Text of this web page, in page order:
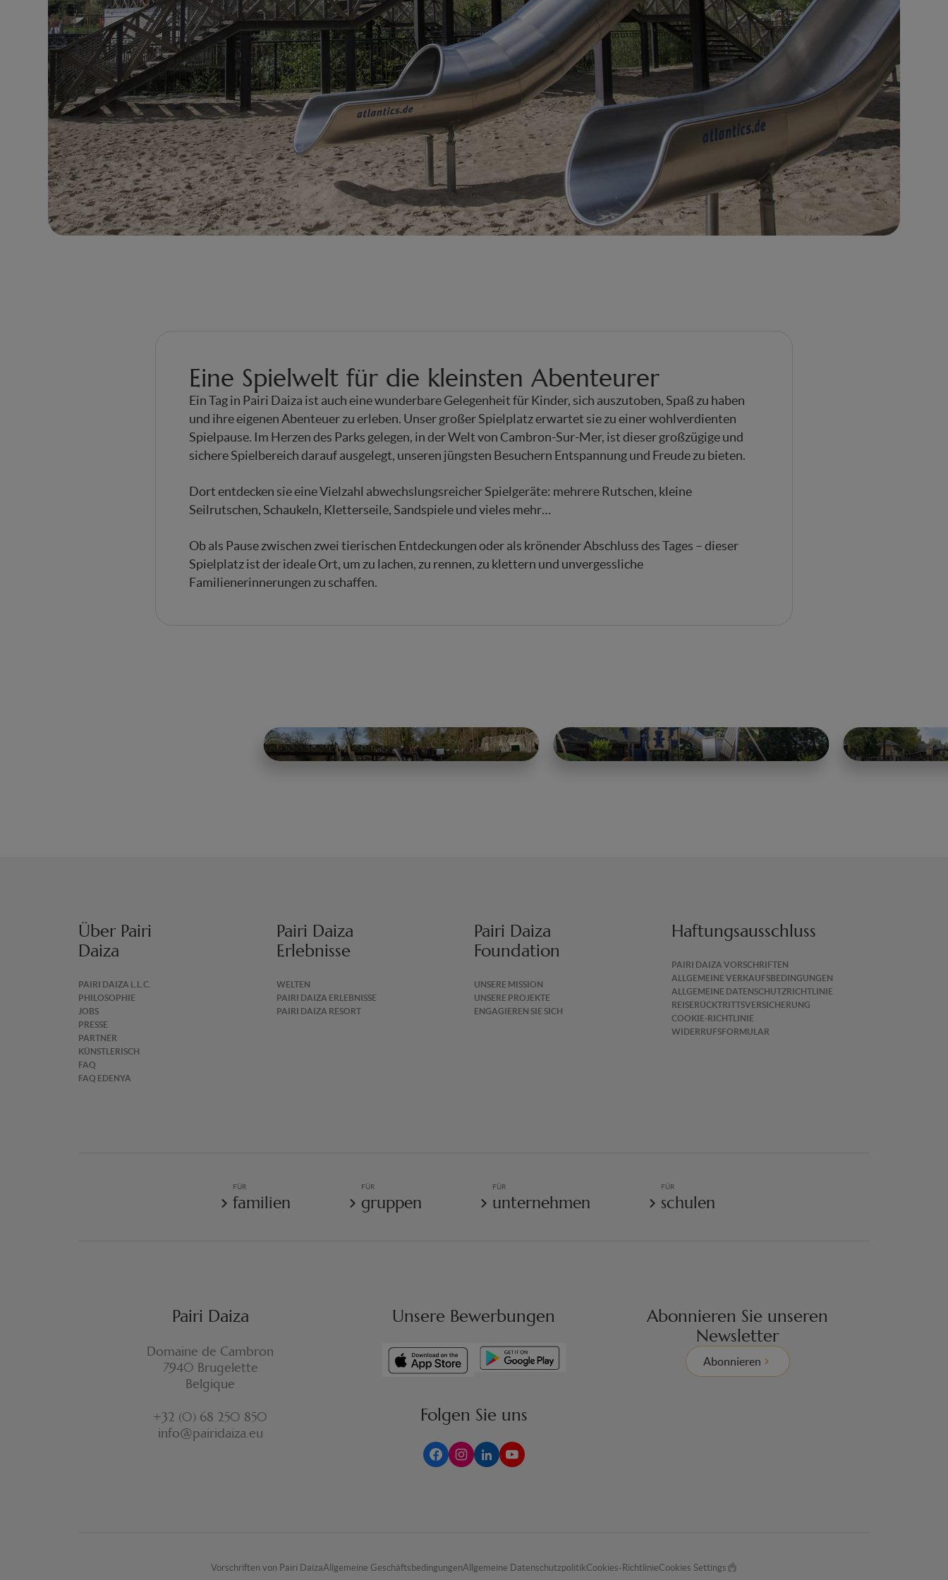
Eine Spielwelt für die kleinsten Abenteurer
Ein Tag in Pairi Daiza ist auch eine wunderbare Gelegenheit für Kinder, sich auszutoben, Spaß zu haben
und ihre eigenen Abenteuer zu erleben. Unser großer Spielplatz erwartet sie zu einer wohlverdienten
Spielpause. Im Herzen des Parks gelegen, in der Welt von Cambron-Sur-Mer, ist dieser großzügige und
sichere Spielbereich darauf ausgelegt, unseren jüngsten Besuchern Entspannung und Freude zu bieten.
Dort entdecken sie eine Vielzahl abwechslungsreicher Spielgeräte: mehrere Rutschen, kleine
Seilrutschen, Schaukeln, Kletterseile, Sandspiele und vieles mehr…
Ob als Pause zwischen zwei tierischen Entdeckungen oder als krönender Abschluss des Tages – dieser
Spielplatz ist der ideale Ort, um zu lachen, zu rennen, zu klettern und unvergessliche
Familienerinnerungen zu schaffen.
Über Pairi
Daiza
PAIRI DAIZA L.L.C.
PHILOSOPHIE
JOBS
PRESSE
PARTNER
KÜNSTLERISCH
FAQ
FAQ EDENYA
Pairi Daiza
Erlebnisse
WELTEN
PAIRI DAIZA ERLEBNISSE
PAIRI DAIZA RESORT
Pairi Daiza
Foundation
UNSERE MISSION
UNSERE PROJEKTE
ENGAGIEREN SIE SICH
Haftungsausschluss
PAIRI DAIZA VORSCHRIFTEN
ALLGEMEINE VERKAUFSBEDINGUNGEN
ALLGEMEINE DATENSCHUTZRICHTLINIE
REISERÜCKTRITTSVERSICHERUNG
COOKIE-RICHTLINIE
WIDERRUFSFORMULAR
FÜR
familien
FÜR
gruppen
FÜR
unternehmen
FÜR
schulen
Pairi Daiza
Domaine de Cambron
7940 Brugelette
Belgique
+32 (0) 68 250 850
info@pairidaiza.eu
Unsere Bewerbungen
Folgen Sie uns
Abonnieren Sie unseren
Newsletter
Abonnieren
Vorschriften von Pairi DaizaAllgemeine GeschäftsbedingungenAllgemeine DatenschutzpolitikCookies-RichtlinieCookies Settings
Made